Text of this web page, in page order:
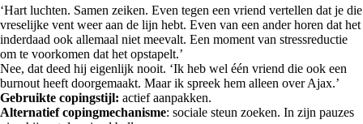
‘Hart luchten. Samen zeiken. Even tegen een vriend vertellen dat je die
vreselijke vent weer aan de lijn hebt. Even van een ander horen dat het
inderdaad ook allemaal niet meevalt. Een moment van stressreductie
om te voorkomen dat het opstapelt.’
Nee, dat deed hij eigenlijk nooit. ‘Ik heb wel één vriend die ook een
burnout heeft doorgemaakt. Maar ik spreek hem alleen over Ajax.’
Gebruikte copingstijl: actief aanpakken.
Alternatief copingmechanisme: sociale steun zoeken. In zijn pauzes